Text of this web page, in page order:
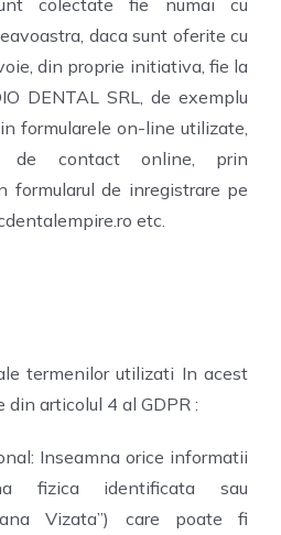
colectate fie numai cu
daca sunt oferite cu
din proprie initiativa, fie la
DENTAL SRL, de exemplu
formularele on-line utilizate,
de contact online, prin
formularul de inregistrare pe
etc.
termenilor utilizati In acest
articolul 4 al GDPR :
Inseamna orice informatii
fizica identificata sau
Vizata”) care poate fi